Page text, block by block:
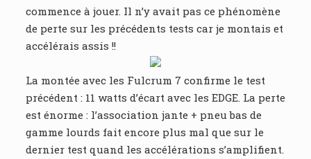
commence à jouer. Il n’y avait pas ce phénomène
de perte sur les précédents tests car je montais et
accélérais assis !!
La montée avec les Fulcrum 7 confirme le test
précédent : 11 watts d’écart avec les EDGE. La perte
est énorme : l’association jante + pneu bas de
gamme lourds fait encore plus mal que sur le
dernier test quand les accélérations s’amplifient.